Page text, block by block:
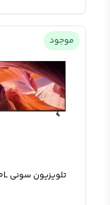
موجود
تلویزیون سونی 65X80L